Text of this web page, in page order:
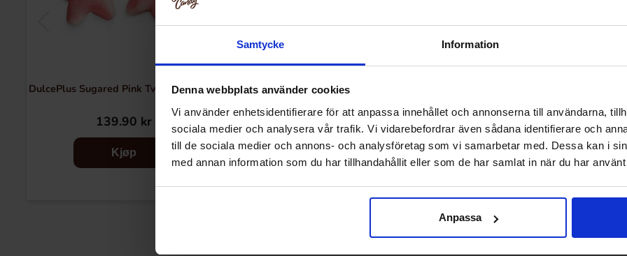
Samtycke Information
Denna webbplats använder cookies
Vi använder enhetsidentifierare för att anpassa innehållet och annonserna till användarna,
sociala medier och analysera vår trafik. Vi vidarebefordrar även sådana identifierare och
till de sociala medier och annons- och analysföretag som vi samarbetar med. Dessa kan i
med annan information som du har tillhandahållit eller som de har samlat in när du har
Anpassa
DulcePlus Sugared Pink Twist Stars 1kg
139.90 kr
Kjøp
DulcePlus Sugared Strawberry Twist
139.90 kr
Kjøp
139.90 kr 99 kr
Kjøp